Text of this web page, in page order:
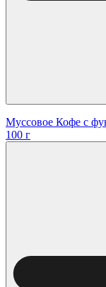
Муссовое Кофе с
100 г